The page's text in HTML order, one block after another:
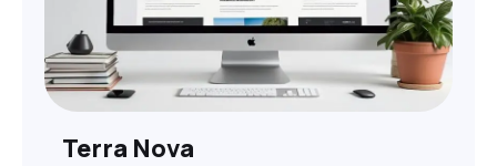
Terra Nova